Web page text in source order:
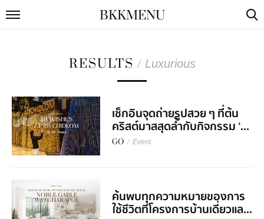
BKKMENU
RESULTS / Luxurious
เช็กอินจุดถ่ายรูปสวย ๆ ที่ต้น
คริสต์มาสสุดล้ำกับกิจกรรม ‘...
GO / Event
ค้นพบทุกความหมายของการ
ใช้ชีวิตที่โครงการบ้านเดี่ยวแล...